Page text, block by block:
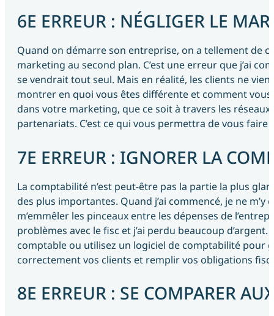
6E ERREUR : NÉGLIGER LE
Quand on démarre son entreprise, on a tellement de
marketing au second plan. C’est une erreur que j’ai
se vendrait tout seul. Mais en réalité, les clients ne
montrer en quoi vous êtes différente et comment
dans votre marketing, que ce soit à travers les
partenariats. C’est ce qui vous permettra de vous
7E ERREUR : IGNORER LA
La comptabilité n’est peut-être pas la partie la plus
des plus importantes. Quand j’ai commencé, je ne
m’emmêler les pinceaux entre les dépenses de
problèmes avec le fisc et j’ai perdu beaucoup
comptable ou utilisez un logiciel de comptabilité pour
correctement vos clients et remplir vos obligations
8E ERREUR : SE COMPARER